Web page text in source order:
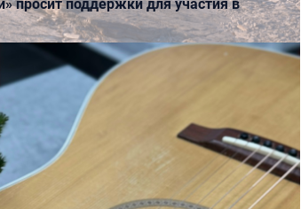
всероссийского хорового фестиваля